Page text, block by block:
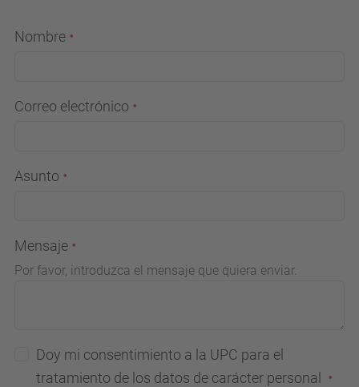
Nombre
Correo electrónico
Asunto
Mensaje
Por favor, introduzca el mensaje que quiera enviar.
Doy mi consentimiento a la UPC para el
tratamiento de los datos de carácter personal